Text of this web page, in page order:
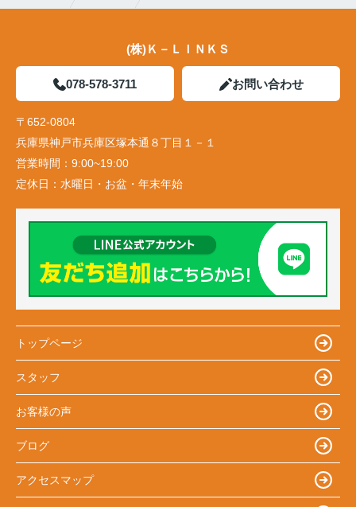
(株)Ｋ－ＬＩＮＫＳ
078-578-3711 お問い合わせ
〒652-0804
兵庫県神戸市兵庫区塚本通８丁目１－１
営業時間： 9:00~19:00
定休日： 水曜日・お盆・年末年始
トップページ
スタッフ
お客様の声
ブログ
アクセスマップ